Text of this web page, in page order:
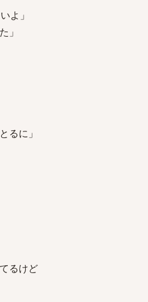
よ」
」
るに」
るけど